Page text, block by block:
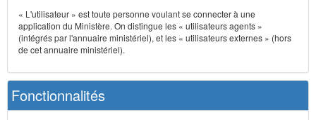
« L'utilisateur » est toute personne voulant se connecter à une
application du Ministère. On distingue les « utilisateurs agents »
(intégrés par l'annuaire ministériel), et les « utilisateurs externes » (hors
de cet annuaire ministériel).
Fonctionnalités